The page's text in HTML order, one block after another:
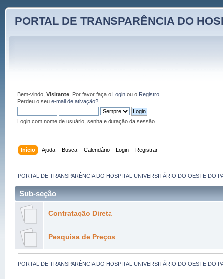
PORTAL DE TRANSPARÊNCIA DO
Bem-vindo, Visitante. Por favor faça o Loginou o Registro.
Perdeu o seu e-mail de ativação?
Login com nome de usuário, senha e duração da sessão
Início Ajuda Busca Calendário Login Registrar
PORTAL DE TRANSPARÊNCIA DO HOSPITAL UNIVERSITÁRIO DO OESTE DO
Sub-seção
Contratação Direta
Pesquisa de Preços
PORTAL DE TRANSPARÊNCIA DO HOSPITAL UNIVERSITÁRIO DO OESTE DO